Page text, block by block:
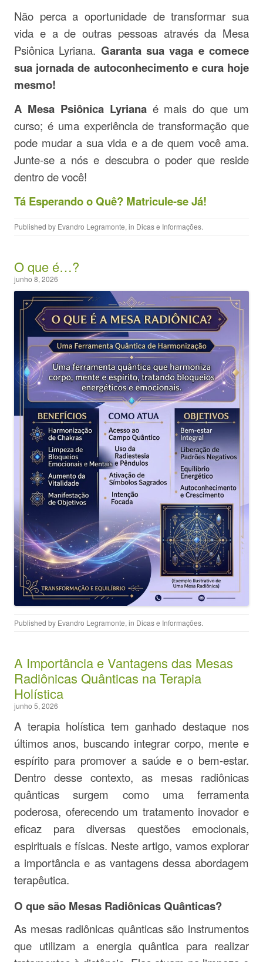
Não perca a oportunidade de transformar sua
vida e a de outras pessoas através da Mesa
Psiônica Lyriana. Garanta sua vaga e comece
sua jornada de autoconhecimento e cura hoje
mesmo!
A Mesa Psiônica Lyrianaé mais do que um
curso; é uma experiência de transformação que
pode mudar a sua vida e a de quem você ama.
Junte-se a nós e descubra o poder que reside
dentro de você!
Tá Esperando o Quê? Matricule-se Já!
Published by Evandro Legramonte, in Dicas e Informações.
O que é…?
junho 8, 2026
Published by Evandro Legramonte, in Dicas e Informações.
A Importância e Vantagens das Mesas
Radiônicas Quânticas na Terapia
Holística
junho 5, 2026
A terapia holística tem ganhado destaque nos
últimos anos, buscando integrar corpo, mente e
espírito para promover a saúde e o bem-estar.
Dentro desse contexto, as mesas radiônicas
quânticas surgem como uma ferramenta
poderosa, oferecendo um tratamento inovador e
eficaz para diversas questões emocionais,
espirituais e físicas. Neste artigo, vamos explorar
a importância e as vantagens dessa abordagem
terapêutica.
O que são Mesas Radiônicas Quânticas?
As mesas radiônicas quânticas são instrumentos
que utilizam a energia quântica para realizar